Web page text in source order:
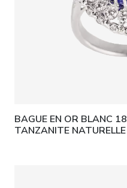
BAGUE EN OR BLANC
TANZANITE